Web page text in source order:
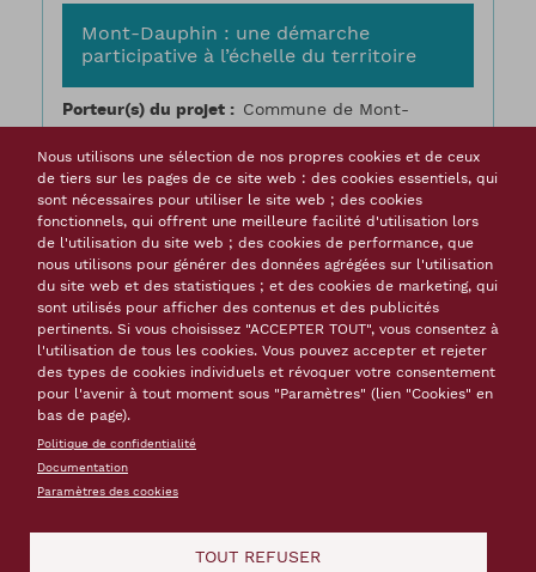
Mont-Dauphin : une démarche
participative à l’échelle du territoire
Porteur(s) du projet
Commune de Mont-
Calendrier
Depuis 2007
Résumé
L’interdépendance avec le
territoire. Mont-Dauphin est une ville neuve de
montagne réalisée par Vauban: l’installation de
la population civile a été pensée
parallèlement à celle des militaires et à la
construction de la place forte, en 1693. Pour
l’approvisionnement de la place (bois,
alimentation...
Mots-clés
médiation culturelle
Nous utilisons une sélection de nos propres cookies et de ceux
de tiers sur les pages de ce site web : des cookies essentiels, qui
sont nécessaires pour utiliser le site web ; des cookies
fonctionnels, qui offrent une meilleure facilité d'utilisation lors
de l'utilisation du site web ; des cookies de performance, que
nous utilisons pour générer des données agrégées sur l'utilisation
du site web et des statistiques ; et des cookies de marketing, qui
sont utilisés pour afficher des contenus et des publicités
pertinents. Si vous choisissez "ACCEPTER TOUT", vous consentez à
l'utilisation de tous les cookies. Vous pouvez accepter et rejeter
des types de cookies individuels et révoquer votre consentement
pour l'avenir à tout moment sous "Paramètres" (lien "Cookies" en
bas de page).
Politique de confidentialité
Documentation
Paramètres des cookies
TOUT REFUSER